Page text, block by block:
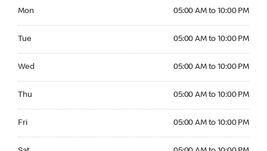
Mon 05:00 AM to 10:00 PM
Tue 05:00 AM to 10:00 PM
Wed 05:00 AM to 10:00 PM
Thu 05:00 AM to 10:00 PM
Fri 05:00 AM to 10:00 PM